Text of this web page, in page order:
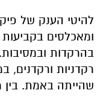
להיטי הענק של
ומאכלסים
רקדניות ורקדנים,
שהייתה באמת.